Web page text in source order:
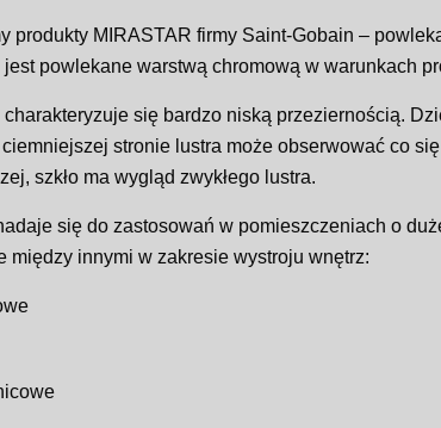
produkty MIRASTAR firmy Saint-Gobain –
jest powlekane warstwą chromową w warunkach
charakteryzuje się bardzo niską przeziernością.
stronie lustra może obserwować co
szkło ma wygląd zwykłego lustra.
się do zastosowań w pomieszczeniach o
między innymi w zakresie wystroju wnętrz: